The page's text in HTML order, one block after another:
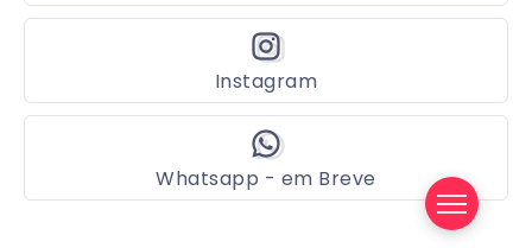
Instagram
Whatsapp - em Breve